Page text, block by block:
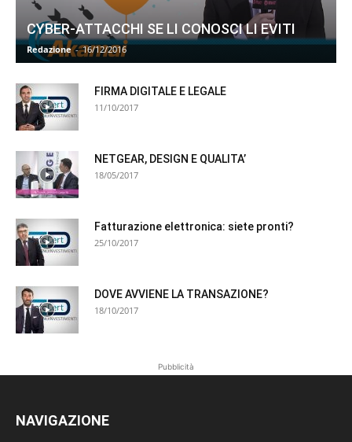
CYBER-ATTACCHI SE LI CONOSCI LI EVITI
Redazione - 16/12/2016
FIRMA DIGITALE E LEGALE
11/10/2017
NETGEAR, DESIGN E QUALITA’
18/05/2017
Fatturazione elettronica: siete pronti?
25/10/2017
DOVE AVVIENE LA TRANSAZIONE?
18/10/2017
Pubblicità
NAVIGAZIONE